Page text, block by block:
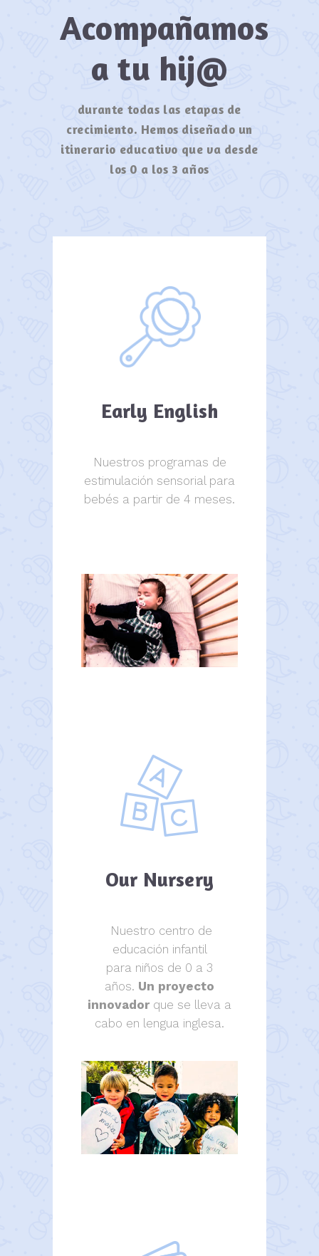
Acompañamos
a tu hij@
durante todas las etapas de
crecimiento. Hemos diseñado un
itinerario educativo que va desde
los 0 a los 3 años
Early English
Nuestros programas de
estimulación sensorial para
bebés a partir de 4 meses.
Our Nursery
Nuestro centro de
educación infantil
para niños de 0 a 3
años. Un proyecto
innovador que se lleva a
cabo en lengua inglesa.